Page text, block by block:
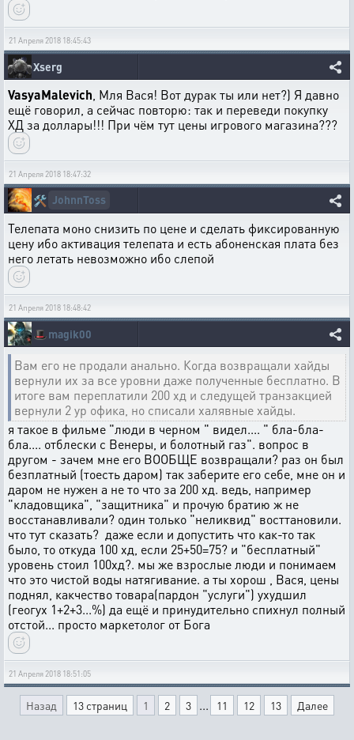
21 Апреля 2018 18:45:43
Xserg
VasyaMalevich , Мля Вася! Вот дурак ты или нет?) Я давно
ещё говорил, а сейчас повторю: так и переведи покупку
ХД за доллары!!! При чём тут цены игрового магазина???
21 Апреля 2018 18:47:32
🛠️ JohnnToss
Телепата моно снизить по цене и сделать фиксированную
цену ибо активация телепата и есть абоненская плата без
него летать невозможно ибо слепой
21 Апреля 2018 18:48:42
🎩magik00
Вам его не продали анально. Когда возвращали хайды
вернули их за все уровни даже полученные бесплатно. В
итоге вам переплатили 200 хд и следущей транзакцией
вернули 2 ур офика, но списали халявные хайды.
я такое в фильме "люди в черном " видел.... " бла-бла-
бла.... отблески с Венеры, и болотный газ". вопрос в
другом - зачем мне его ВООБЩЕ возвращали? раз он был
безплатный (тоесть даром) так заберите его себе, мне он и
даром не нужен а не то что за 200 хд. ведь, например
"кладовщика", "защитника" и прочую братию ж не
восстанавливали? один только "неликвид" восттановили.
что тут сказать? даже если и допустить что как-то так
было, то откуда 100 хд, если 25+50=75? и "бесплатный"
уровень стоил 100хд?. мы же взрослые люди и понимаем
что это чистой воды натягивание. а ты хорош , Вася, цены
поднял, какчество товара(пардон "услуги") ухудшил
(геогух 1+2+3...%) да ещё и принудительно спихнул полный
отстой... просто маркетолог от Бога
21 Апреля 2018 18:51:05
Назад 13 страниц 1 2 3 ... 11 12 13 Далее